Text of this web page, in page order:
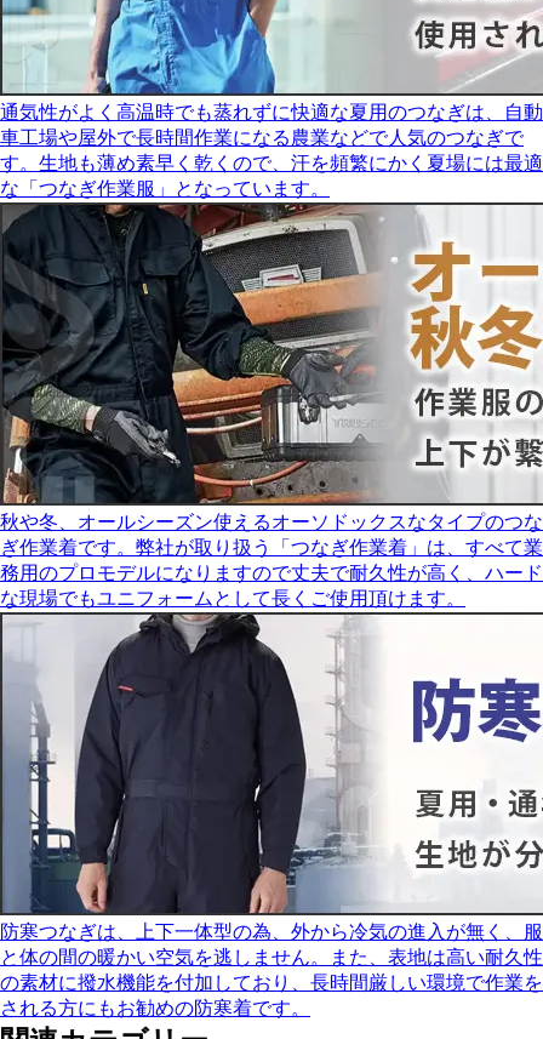
通気性がよく高温時でも蒸れずに快適な夏用のつなぎは、自動
車工場や屋外で長時間作業になる農業などで人気のつなぎで
す。生地も薄め素早く乾くので、汗を頻繁にかく夏場には最適
な「つなぎ作業服」となっています。
秋や冬、オールシーズン使えるオーソドックスなタイプのつな
ぎ作業着です。弊社が取り扱う「つなぎ作業着」は、すべて業
務用のプロモデルになりますので丈夫で耐久性が高く、ハード
な現場でもユニフォームとして長くご使用頂けます。
防寒つなぎは、上下一体型の為、外から冷気の進入が無く、服
と体の間の暖かい空気を逃しません。また、表地は高い耐久性
の素材に撥水機能を付加しており、長時間厳しい環境で作業を
される方にもお勧めの防寒着です。